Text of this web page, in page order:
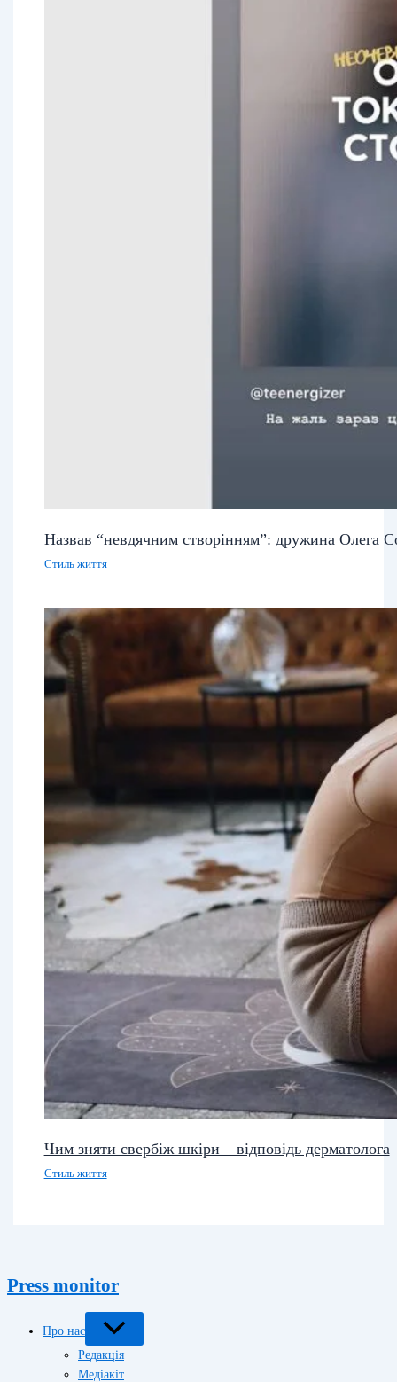
Назвав “невдячним створінням”: дружина Олега
Стиль життя
Чим зняти свербіж шкіри – відповідь дерматолога
Стиль життя
Press monitor
Про нас
Редакція
Медіакіт